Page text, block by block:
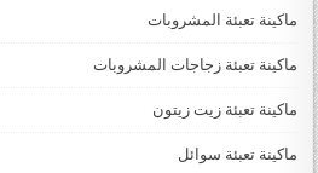
ماكينة تعبئة المشروبات
ماكينة تعبئة زجاجات المشروبات
ماكينة تعبئة زيت زيتون
ماكينة تعبئة سوائل